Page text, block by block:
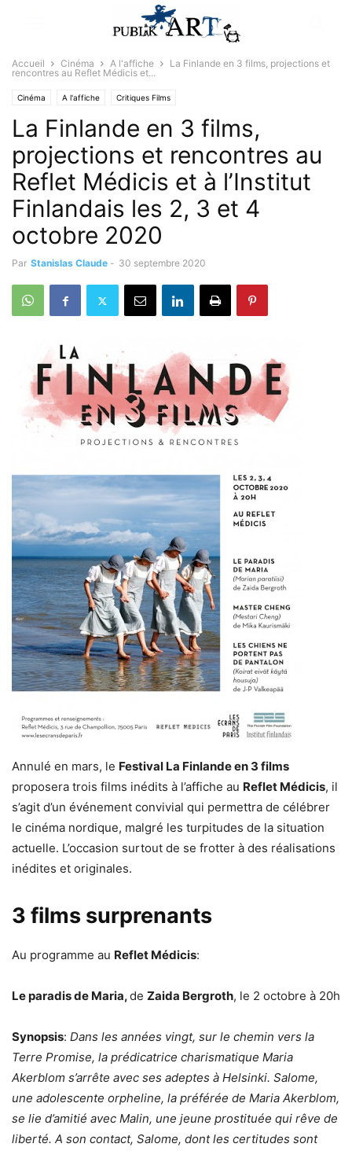
Accueil Cinéma A l'affiche
La Finlande en 3 films, projections et
rencontres au Reflet Médicis et...
Cinéma A l'affiche Critiques Films
La Finlande en 3 films,
projections et rencontres au
Reflet Médicis et à l’Institut
Finlandais les 2, 3 et 4
octobre 2020
Par Stanislas Claude - 30 septembre 2020
Annulé en mars, le Festival La Finlande en 3 films
proposera trois films inédits à l’affiche au Reflet Médicis, il
s’agit d’un événement convivial qui permettra de célébrer
le cinéma nordique, malgré les turpitudes de la situation
actuelle. L’occasion surtout de se frotter à des réalisations
inédites et originales.
3 films surprenants
Au programme au Reflet Médicis:
Le paradis de Maria,de Zaida Bergroth, le 2 octobre à 20h
Synopsis: Dans les années vingt, sur le chemin vers la
Terre Promise, la prédicatrice charismatique Maria
Akerblom s’arrête avec ses adeptes à Helsinki. Salome,
une adolescente orpheline, la préférée de Maria Akerblom,
se lie d’amitié avec Malin, une jeune prostituée qui rêve de
liberté. A son contact, Salome, dont les certitudes sont